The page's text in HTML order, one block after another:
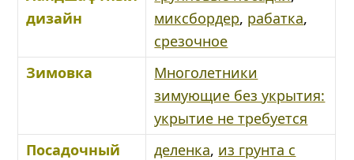
дизайн
миксбордер, рабатка,
срезочное
Зимовка
Многолетники
зимующие без укрытия:
укрытие не требуется
Посадочный
деленка, из грунта с